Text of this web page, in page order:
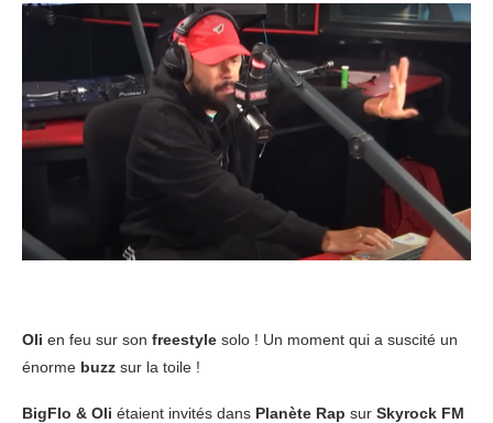
Oli en feu sur son freestyle solo ! Un moment qui a suscité un
énorme buzz sur la toile !
BigFlo & Oli étaient invités dans Planète Rap sur Skyrock FM